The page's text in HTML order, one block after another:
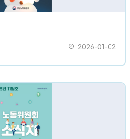
2026-01-02